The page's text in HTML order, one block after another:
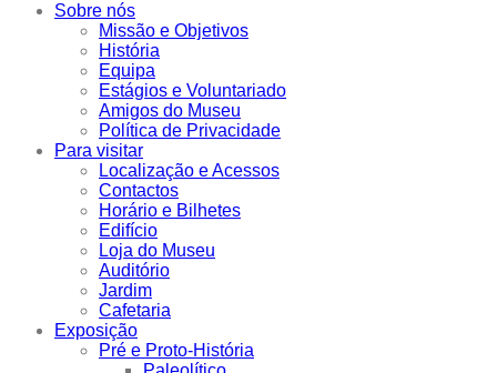
Sobre nós
Missão e Objetivos
História
Equipa
Estágios e Voluntariado
Amigos do Museu
Política de Privacidade
Para visitar
Localização e Acessos
Contactos
Horário e Bilhetes
Edifício
Loja do Museu
Auditório
Jardim
Cafetaria
Exposição
Pré e Proto-História